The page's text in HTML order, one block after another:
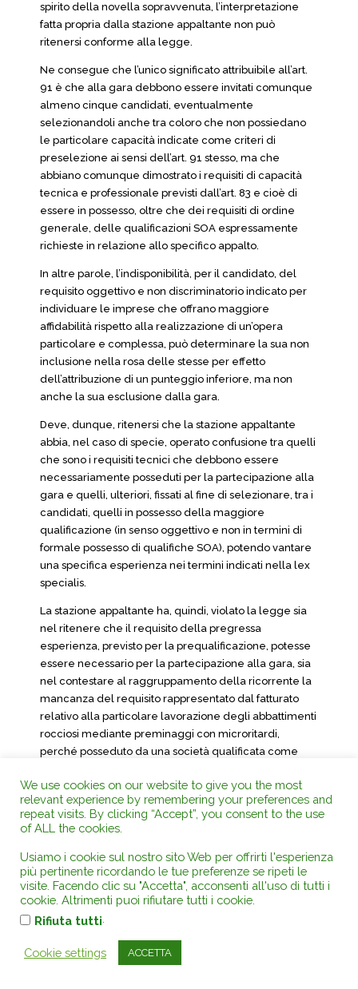
spirito della novella sopravvenuta, l’interpretazione
fatta propria dalla stazione appaltante non può
ritenersi conforme alla legge.
Ne consegue che l’unico significato attribuibile all’art.
91 è che alla gara debbono essere invitati comunque
almeno cinque candidati, eventualmente
selezionandoli anche tra coloro che non possiedano
le particolare capacità indicate come criteri di
preselezione ai sensi dell’art. 91 stesso, ma che
abbiano comunque dimostrato i requisiti di capacità
tecnica e professionale previsti dall’art. 83 e cioè di
essere in possesso, oltre che dei requisiti di ordine
generale, delle qualificazioni SOA espressamente
richieste in relazione allo specifico appalto.
In altre parole, l’indisponibilità, per il candidato, del
requisito oggettivo e non discriminatorio indicato per
individuare le imprese che offrano maggiore
affidabilità rispetto alla realizzazione di un’opera
particolare e complessa, può determinare la sua non
inclusione nella rosa delle stesse per effetto
dell’attribuzione di un punteggio inferiore, ma non
anche la sua esclusione dalla gara.
Deve, dunque, ritenersi che la stazione appaltante
abbia, nel caso di specie, operato confusione tra quelli
che sono i requisiti tecnici che debbono essere
necessariamente posseduti per la partecipazione alla
gara e quelli, ulteriori, fissati al fine di selezionare, tra i
candidati, quelli in possesso della maggiore
qualificazione (in senso oggettivo e non in termini di
formale possesso di qualifiche SOA), potendo vantare
una specifica esperienza nei termini indicati nella lex
specialis.
La stazione appaltante ha, quindi, violato la legge sia
nel ritenere che il requisito della pregressa
esperienza, previsto per la prequalificazione, potesse
essere necessario per la partecipazione alla gara, sia
nel contestare al raggruppamento della ricorrente la
mancanza del requisito rappresentato dal fatturato
relativo alla particolare lavorazione degli abbattimenti
rocciosi mediante preminaggi con microritardi,
perché posseduto da una società qualificata come
categoria OS1.
Il punto II.2.09) del bando, infatti, chiarisce in modo
inequivocabile come ciò che avrebbe dovuto formare
oggetto di valutazione al fine dell’attribuzione del
punteggio per la redazione della graduatoria di
preselezione è che il concorrente, singolo o in quanto
partecipante ad un raggruppamento, abbia eseguito
lavori per un importo pari alla soglia minima indicata,
eventualmente anche sommando l’importo relativo a
più partecipanti al raggruppamento o anche facendo
We use cookies on our website to give you the most
relevant experience by remembering your preferences and
repeat visits. By clicking “Accept”, you consent to the use
of ALL the cookies.
Usiamo i cookie sul nostro sito Web per offrirti l'esperienza
più pertinente ricordando le tue preferenze se ripeti le
visite. Facendo clic su "Accetta", acconsenti all'uso di tutti i
cookie. Altrimenti puoi rifiutare tutti i cookie.
Rifiuta tutti
Cookie settings ACCETTA